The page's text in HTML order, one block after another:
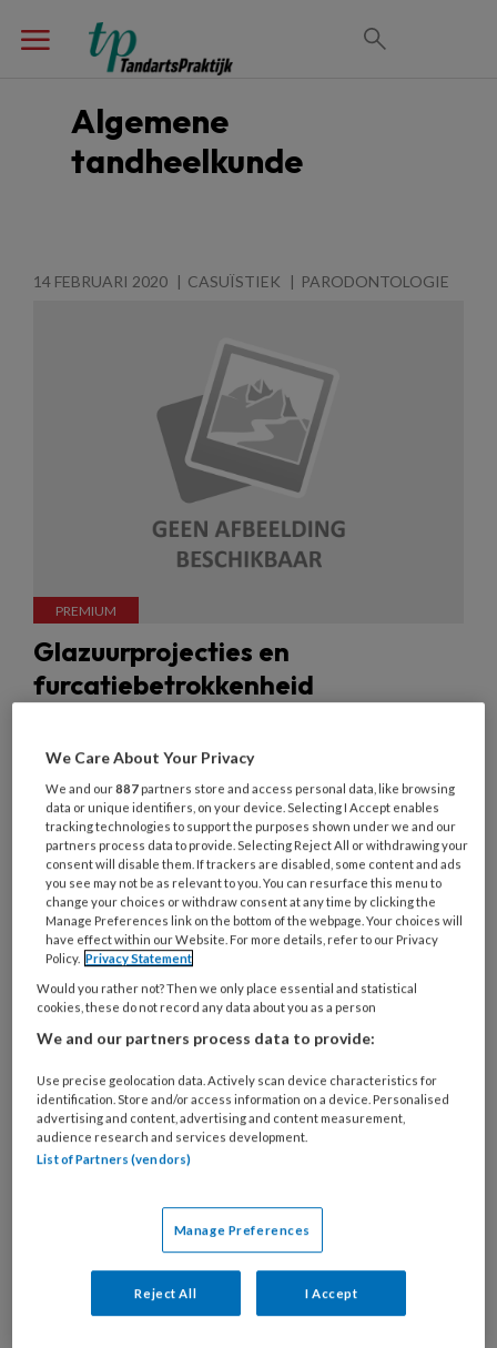
Algemene
tandheelkunde
14 FEBRUARI 2020 CASUÏSTIEK PARODONTOLOGIE
Glazuurprojecties en
furcatiebetrokkenheid
fenomeen, maar relatief onbekend onder clinici.
Men spreekt over deze anatomische variatie als
het glazuur vanaf de glazuurcementgrens vanuit
de glazuurkap doorloopt in het furcatiegebied.
Over algemene
tandheelkunde
Reguliere mondzorg
Algemene tandheelkunde omvat
de reguliere mondzorg. Onder
de tandartsbehandelingen die
bedoeld zijn om pijnklachten aan
het gebit te voorkomen of tegen
We Care About Your Privacy
We and our887 partners store and access personal data, like browsing
data or unique identifiers, on your device. Selecting I Accept enables
tracking technologies to support the purposes shown under we and our
partners process data to provide. Selecting Reject All or withdrawing your
consent will disable them. If trackers are disabled, some content and ads
you see may not be as relevant to you. You can resurface this menu to
change your choices or withdraw consent at any time by clicking the
Manage Preferences link on the bottom of the webpage. Your choices will
have effect within our Website. For more details, refer to our Privacy
Policy. Privacy Statement
Would you rather not? Then we only place essential and statistical
cookies, these do not record any data about you as a person
We and our partners process data to provide:
Use precise geolocation data. Actively scan device characteristics for
identification. Store and/or access information on a device. Personalised
advertising and content, advertising and content measurement,
audience research and services development.
List of Partners (vendors)
Manage Preferences
Reject All I Accept